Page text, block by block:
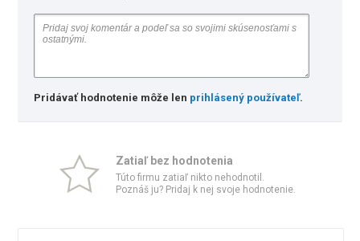
Pridávať hodnotenie môže len prihlásený používateľ.
Zatiaľ bez hodnotenia
Túto firmu zatiaľ nikto nehodnotil.
Poznáš ju? Pridaj k nej svoje hodnotenie.